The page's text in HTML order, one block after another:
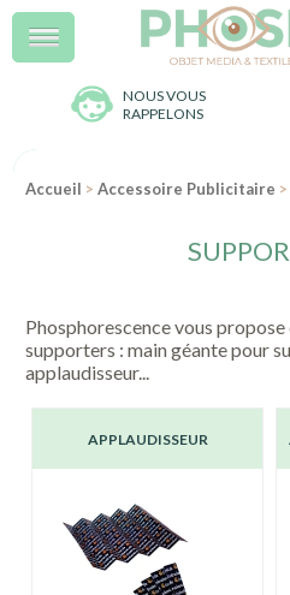
NOUS VOUS
RAPPELONS
Menu
Accueil >Accessoire Publicitaire
Phosphorescence vous
supporters : main géante pour
applaudisseur...
APPLAUDISSEUR